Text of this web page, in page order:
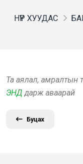
НҮҮР ХУУДАС
Та аялал, амралтын
ЭНД дарж аваарай
Буцах